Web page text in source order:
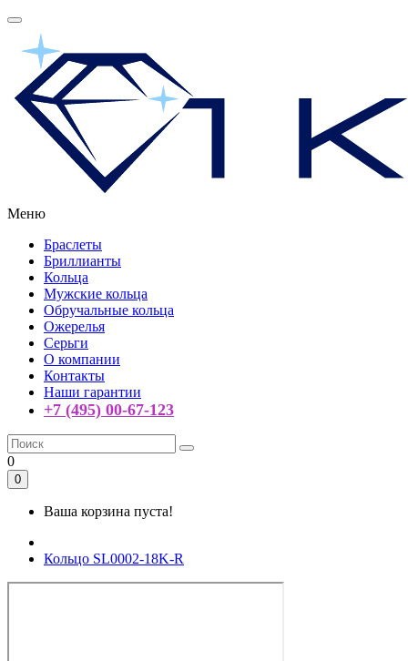
Меню
Браслеты
Бриллианты
Кольца
Мужские кольца
Обручальные кольца
Ожерелья
Серьги
О компании
Контакты
Наши гарантии
+7 (495) 00-67-123
0
0
Ваша корзина пуста!
Кольцо SL0002-18K-R